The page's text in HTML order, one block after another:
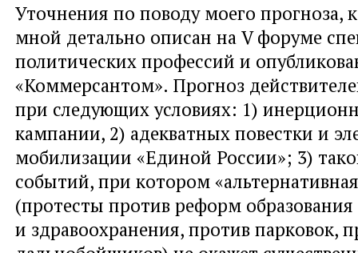
Уточнения по поводу моего прогноза,
мной детально описан на V форуме
политических профессий и
«Коммерсантом». Прогноз
при следующих условиях: 1)
кампании, 2) адекватных повестки и
мобилизации «Единой России»; 3)
событий, при котором
(протесты против реформ образования
и здравоохранения, против парковок,